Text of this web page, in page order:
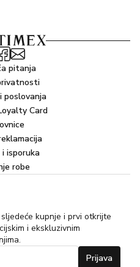
pitanja
poslovanja
Card
isporuka
robe
kupnje i prvi otkrijte
i ekskluzivnim
Prijava